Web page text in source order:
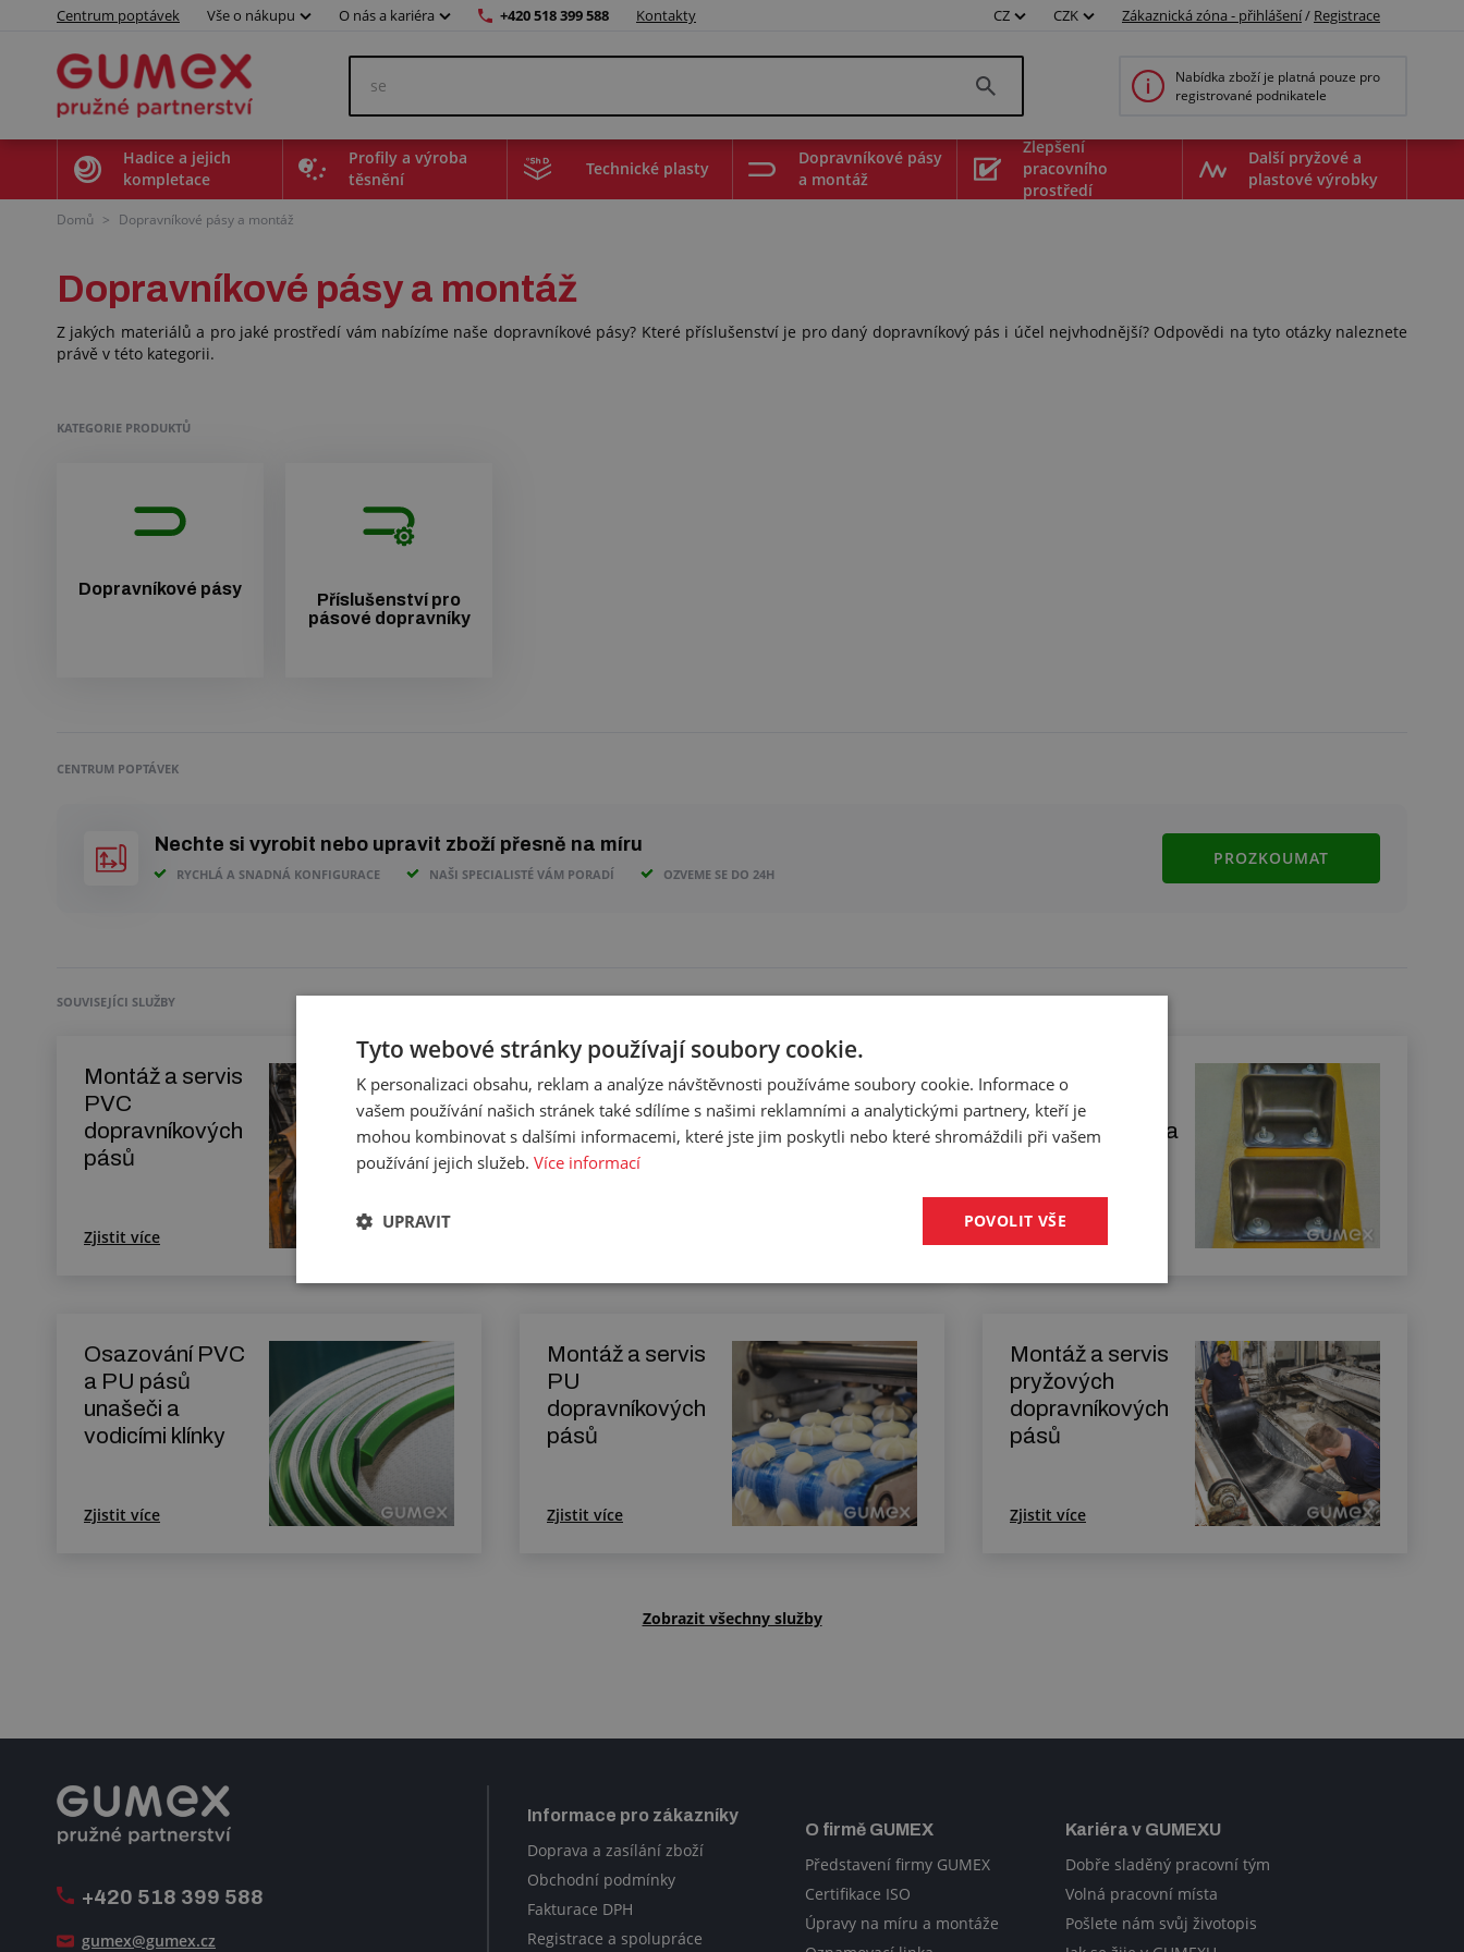
Centrum poptávek Vše o nákupu O nás a kariéra +420 518 399 588 Kontakty CZ CZK Zákaznická zóna - přihlášení/ Registrace
Nabídka zboží je platná pouze pro
registrované podnikatele
Hadice a jejich
kompletace
Profily a výroba
těsnění
Technické plasty
Dopravníkové pásy
a montáž
Zlepšení
pracovního
prostředí
Další pryžové a
plastové výrobky
Domů > Dopravníkové pásy a montáž
Dopravníkové pásy a montáž
Z jakých materiálů a pro jaké prostředí vám nabízíme naše dopravníkové pásy? Které příslušenství je pro daný dopravníkový pás i účel nejvhodnější? Odpovědi na tyto otázky naleznete
právě v této kategorii.
KATEGORIE PRODUKTŮ
Dopravníkové pásy
Příslušenství pro
pásové dopravníky
CENTRUM POPTÁVEK
Nechte si vyrobit nebo upravit zboží přesně na míru
RYCHLÁ A SNADNÁ KONFIGURACE NAŠI SPECIALISTÉ VÁM PORADÍ OZVEME SE DO 24H
PROZKOUMAT
SOUVISEJÍCI SLUŽBY
Montáž a servis
PVC
dopravníkových
pásů
Zjistit více
Elevátorové
dopravníkové
pásy a jejich
montáž
Osazování
korečků a
příprava pásů na
Osazování PVC
a PU pásů
unašeči a
vodicími klínky
Zjistit více
Montáž a servis
PU
dopravníkových
pásů
Zjistit více
Montáž a servis
pryžových
dopravníkových
pásů
Zjistit více
Zobrazit všechny služby
+420 518 399 588
gumex@gumex.cz
Informace pro zákazníky
Doprava a zasílání zboží
Obchodní podmínky
Fakturace DPH
Registrace a spolupráce
O firmě GUMEX
Představení firmy GUMEX
Certifikace ISO
Úpravy na míru a montáže
Kariéra v GUMEXU
Dobře sladěný pracovní tým
Volná pracovní místa
Pošlete nám svůj životopis
Tyto webové stránky používají soubory cookie.
K personalizaci obsahu, reklam a analýze návštěvnosti používáme soubory cookie. Informace o
vašem používání našich stránek také sdílíme s našimi reklamními a analytickými partnery, kteří je
mohou kombinovat s dalšími informacemi, které jste jim poskytli nebo které shromáždili při vašem
používání jejich služeb. Více informací
POVOLIT VŠE
UPRAVIT